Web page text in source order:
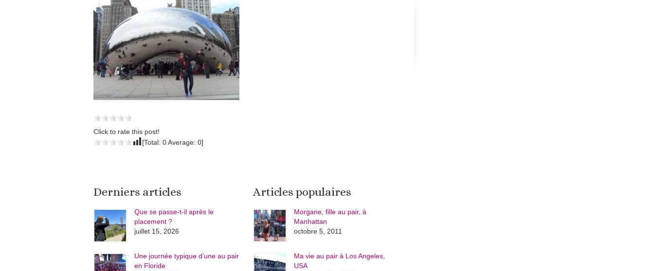
Click to rate this post!
[Total: 0Average: 0]
Derniers articles
Que se passe-t-il après le
placement ?
juillet 15, 2026
Une journée typique d’une au pair
en Floride
Articles populaires
Morgane, fille au pair, à
Manhattan
octobre 5, 2011
Ma vie au pair à Los Angeles,
USA